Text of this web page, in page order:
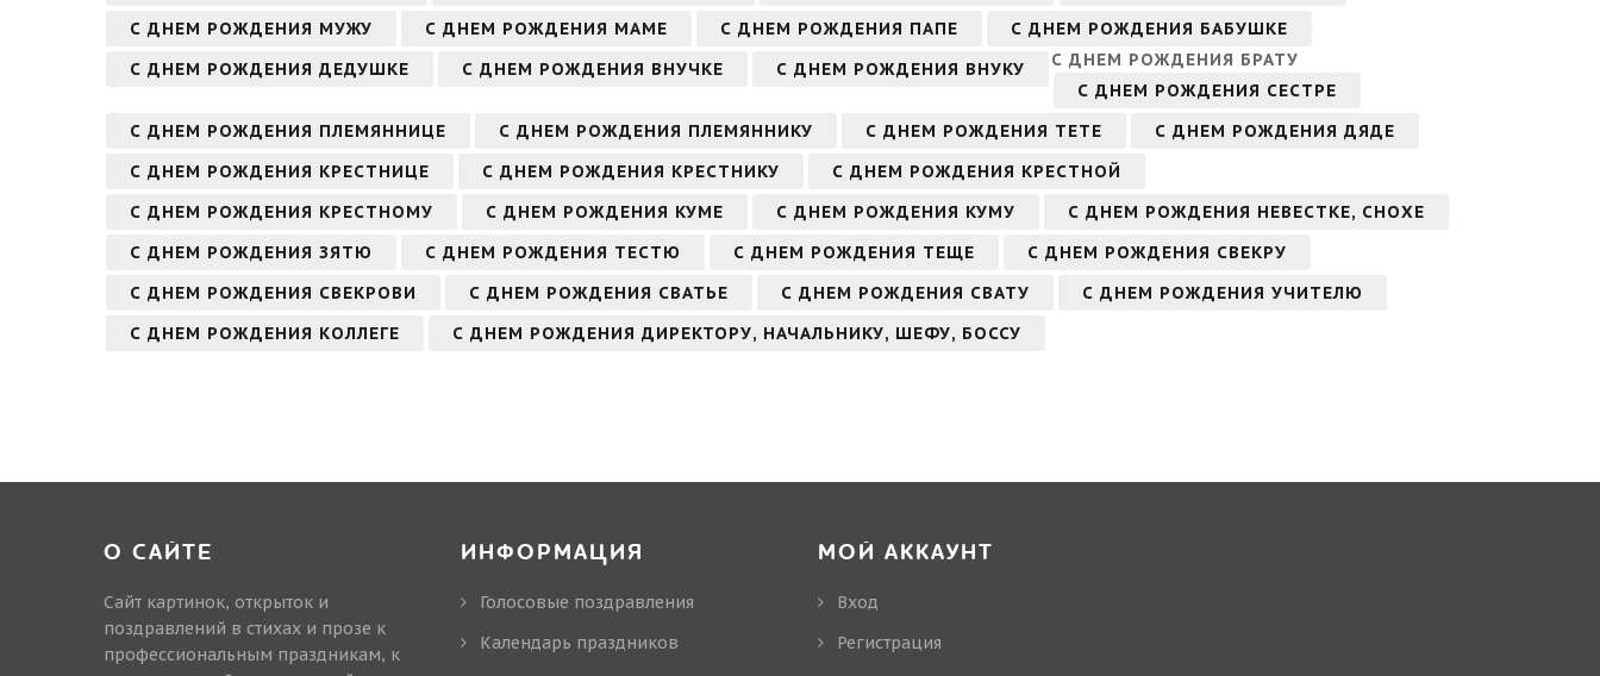
С ДНЕМ РОЖДЕНИЯ МУЖУ
С ДНЕМ РОЖДЕНИЯ МАМЕ С ДНЕМ РОЖДЕНИЯ ПАПЕ
С ДНЕМ РОЖДЕНИЯ БАБУШКЕ
С ДНЕМ РОЖДЕНИЯ ДЕДУШКЕ
С ДНЕМ РОЖДЕНИЯ ВНУЧКЕ С ДНЕМ РОЖДЕНИЯ ВНУКУ
С ДНЕМ РОЖДЕНИЯ БРАТУ
С ДНЕМ РОЖДЕНИЯ СЕСТРЕ
С ДНЕМ РОЖДЕНИЯ ПЛЕМЯННИЦЕ
С ДНЕМ РОЖДЕНИЯ ПЛЕМЯННИКУ С ДНЕМ РОЖДЕНИЯ ТЕТЕ
С ДНЕМ РОЖДЕНИЯ ДЯДЕ
С ДНЕМ РОЖДЕНИЯ КРЕСТНИЦЕ
С ДНЕМ РОЖДЕНИЯ КРЕСТНИКУ
С ДНЕМ РОЖДЕНИЯ КРЕСТНОЙ
С ДНЕМ РОЖДЕНИЯ КРЕСТНОМУ
С ДНЕМ РОЖДЕНИЯ КУМЕ С ДНЕМ РОЖДЕНИЯ КУМУ
С ДНЕМ РОЖДЕНИЯ НЕВЕСТКЕ, СНОХЕ
С ДНЕМ РОЖДЕНИЯ ЗЯТЮ
С ДНЕМ РОЖДЕНИЯ ТЕСТЮ С ДНЕМ РОЖДЕНИЯ ТЕЩЕ
С ДНЕМ РОЖДЕНИЯ СВЕКРУ
С ДНЕМ РОЖДЕНИЯ СВЕКРОВИ
С ДНЕМ РОЖДЕНИЯ СВАТЬЕ С ДНЕМ РОЖДЕНИЯ СВАТУ
С ДНЕМ РОЖДЕНИЯ УЧИТЕЛЮ
С ДНЕМ РОЖДЕНИЯ КОЛЛЕГЕ
С ДНЕМ РОЖДЕНИЯ ДИРЕКТОРУ, НАЧАЛЬНИКУ, ШЕФУ, БОССУ
О САЙТЕ
Сайт картинок, открыток и
поздравлений в стихах и прозе к
профессиональным праздникам, к
ИНФОРМАЦИЯ
Голосовые поздравления
Календарь праздников
МОЙ АККАУНТ
Вход
Регистрация